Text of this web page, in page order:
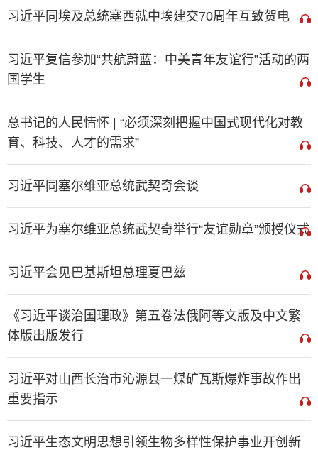
习近平同埃及总统塞西就中埃建交70周年互致贺电
习近平复信参加“共航蔚蓝：中美青年友谊行”活动的两
国学生
总书记的人民情怀 | “必须深刻把握中国式现代化对教
育、科技、人才的需求”
习近平同塞尔维亚总统武契奇会谈
习近平为塞尔维亚总统武契奇举行“友谊勋章”颁授仪式
习近平会见巴基斯坦总理夏巴兹
《习近平谈治国理政》第五卷法俄阿等文版及中文繁
体版出版发行
习近平对山西长治市沁源县一煤矿瓦斯爆炸事故作出
重要指示
习近平生态文明思想引领生物多样性保护事业开创新